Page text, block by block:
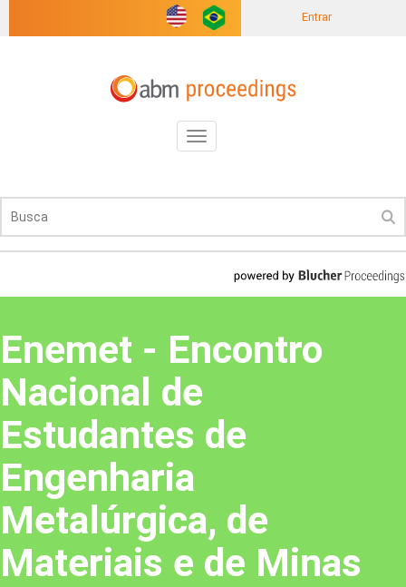
Entrar
Toggle
navigation
Enemet - Encontro
Nacional de
Estudantes de
Engenharia
Metalúrgica, de
Materiais e de Minas